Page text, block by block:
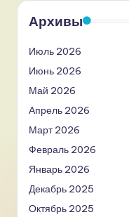
Архивы
Июль 2026
Июнь 2026
Май 2026
Апрель 2026
Март 2026
Февраль 2026
Январь 2026
Декабрь 2025
Октябрь 2025